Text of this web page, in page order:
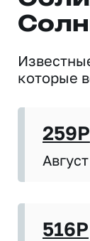
которые
259P
Август
516P